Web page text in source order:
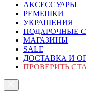
АКСЕССУАРЫ
РЕМЕШКИ
УКРАШЕНИЯ
ПОДАРОЧНЫЕ
МАГАЗИНЫ
SALE
ДОСТАВКА И
ПРОВЕРИТЬ